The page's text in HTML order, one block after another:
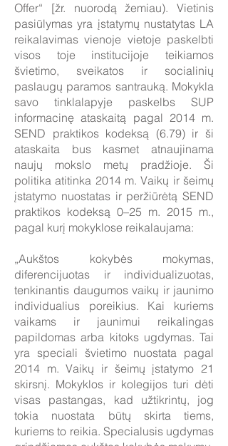
Offer“ [žr. nuorodą žemiau). Vietinis
pasiūlymas yra įstatymų nustatytas LA
reikalavimas vienoje vietoje paskelbti
visos toje institucijoje teikiamos
švietimo, sveikatos ir socialinių
paslaugų paramos santrauką. Mokykla
savo tinklalapyje paskelbs SUP
informacinę ataskaitą pagal 2014 m.
SEND praktikos kodeksą (6.79) ir ši
ataskaita bus kasmet atnaujinama
naujų mokslo metų pradžioje. Ši
politika atitinka 2014 m. Vaikų ir šeimų
įstatymo nuostatas ir peržiūrėtą SEND
praktikos kodeksą 0–25 m. 2015 m.,
pagal kurį mokyklose reikalaujama:
„Aukštos kokybės mokymas,
diferencijuotas ir individualizuotas,
tenkinantis daugumos vaikų ir jaunimo
individualius poreikius. Kai kuriems
vaikams ir jaunimui reikalingas
papildomas arba kitoks ugdymas. Tai
yra speciali švietimo nuostata pagal
2014 m. Vaikų ir šeimų įstatymo 21
skirsnį. Mokyklos ir kolegijos turi dėti
visas pastangas, kad užtikrintų, jog
tokia nuostata būtų skirta tiems,
kuriems to reikia. Specialusis ugdymas